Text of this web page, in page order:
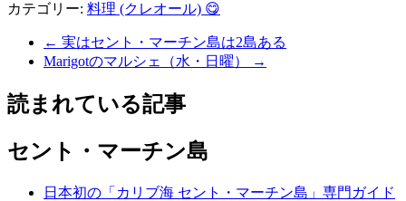
カテゴリー: 料理 (クレオール) 😋
← 実はセント・マーチン島は2島ある
Marigotのマルシェ（水・日曜）
→
読まれている記事
セント・マーチン島
日本初の「カリブ海 セント・マーチン島」専門ガイド